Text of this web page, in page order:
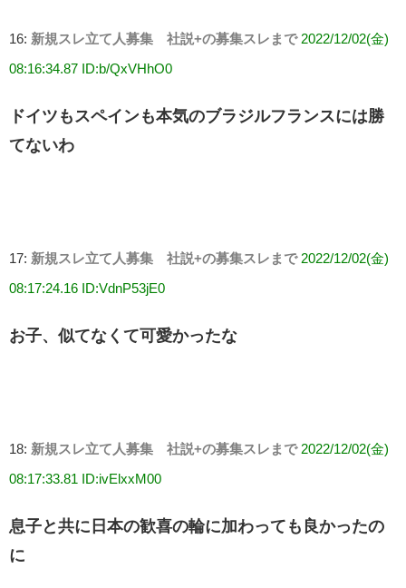
16: 新規スレ立て人募集 社説+の募集スレまで 2022/12/02(金)
08:16:34.87 ID:b/QxVHhO0
ドイツもスペインも本気のブラジルフランスには勝
てないわ
17: 新規スレ立て人募集 社説+の募集スレまで 2022/12/02(金)
08:17:24.16 ID:VdnP53jE0
お子、似てなくて可愛かったな
18: 新規スレ立て人募集 社説+の募集スレまで 2022/12/02(金)
08:17:33.81 ID:ivElxxM00
息子と共に日本の歓喜の輪に加わっても良かったの
に